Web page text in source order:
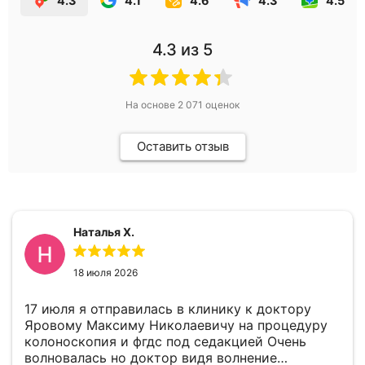
4.3 из 5
На основе 2 071 оценок
Оставить отзыв
Наталья Х.
18 июля 2026
17 июля я отправилась в клинику к доктору
Яровому Максиму Николаевичу на процедуру
колоноскопия и фгдс под седакцией Очень
волновалась но доктор видя волнение